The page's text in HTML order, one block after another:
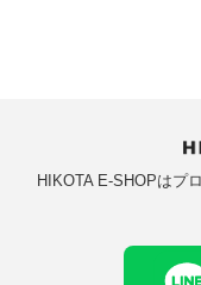
HIKOTA E-SHOPはプ